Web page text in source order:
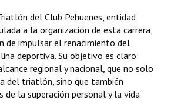
- Registro
intercultural
del Club Pehuenes, entidad
a la organización de esta carrera,
de impulsar el renacimiento del
deportiva. Su objetivo es claro:
regional y nacional, que no solo
del triatlón, sino que también
la superación personal y la vida